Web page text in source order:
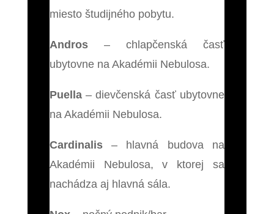
miesto študijného pobytu.
Andros– chlapčenská časť
ubytovne na Akadémii Nebulosa.
Puella– dievčenská časť ubytovne
na Akadémii Nebulosa.
Cardinalis– hlavná budova na
Akadémii Nebulosa, v ktorej sa
nachádza aj hlavná sála.